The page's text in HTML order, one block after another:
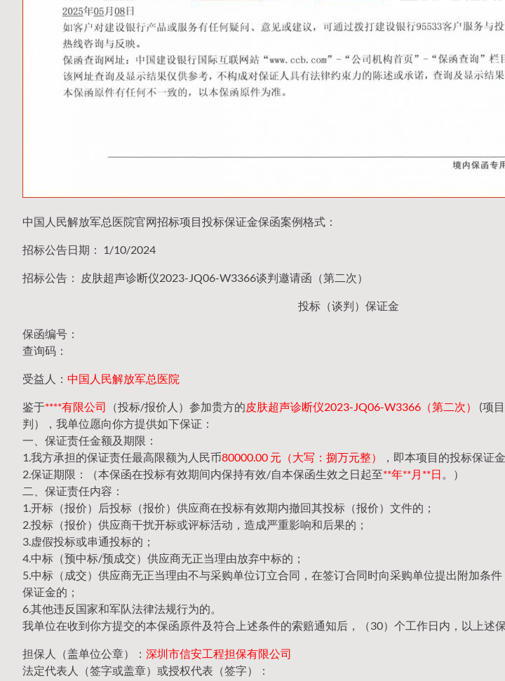
中国人民解放军总医院官网招标项目投标保证金保函案例格式：
招标公告日期： 1/10/2024
招标公告： 皮肤超声诊断仪2023-JQ06-W3366谈判邀请函（第二次）
投标（谈判）保证金
保函编号：
查询码：
受益人： 中国人民解放军总医院
鉴于****有限公司 （投标/报价人）参加贵方的皮肤超声诊断仪2023-JQ06-W3366（第二次）
(项
判），我单位愿向你方提供如下保证：
一、保证责任金额及期限：
1.我方承担的保证责任最高限额为人民币80000.00 元（大写：捌万元整）
，即本项目的投标保证金
2.保证期限：（本保函在投标有效期间内保持有效/自本保函生效之日起至**年**月**日 。）
二、保证责任内容：
1.开标（报价）后投标（报价）供应商在投标有效期内撤回其投标（报价）文件的；
2.投标（报价）供应商干扰开标或评标活动，造成严重影响和后果的；
3.虚假投标或串通投标的；
4.中标（预中标/预成交）供应商无正当理由放弃中标的；
5.中标（成交）供应商无正当理由不与采购单位订立合同，在签订合同时向采购单位提出附加条
保证金的；
6.其他违反国家和军队法律法规行为的。
我单位在收到你方提交的本保函原件及符合上述条件的索赔通知后，（30）个工作日内，以上述
担保人（盖单位公章）： 深圳市信安工程担保有限公司
法定代表人（签字或盖章）或授权代表（签字）：